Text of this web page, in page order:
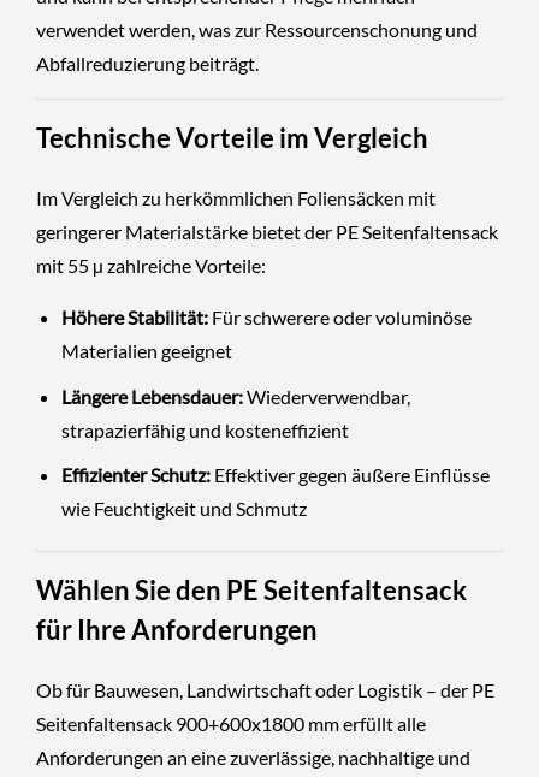
verwendet werden, was zur Ressourcenschonung und
Abfallreduzierung beiträgt.
Technische Vorteile im Vergleich
Im Vergleich zu herkömmlichen Foliensäcken mit
geringerer Materialstärke bietet der PE Seitenfaltensack
mit 55 µ zahlreiche Vorteile:
Höhere Stabilität:Für schwerere oder voluminöse
Materialien geeignet
Längere Lebensdauer:Wiederverwendbar,
strapazierfähig und kosteneffizient
Effizienter Schutz:Effektiver gegen äußere Einflüsse
wie Feuchtigkeit und Schmutz
Wählen Sie den PE Seitenfaltensack
für Ihre Anforderungen
Ob für Bauwesen, Landwirtschaft oder Logistik – der PE
Seitenfaltensack 900+600x1800 mm erfüllt alle
Anforderungen an eine zuverlässige, nachhaltige und